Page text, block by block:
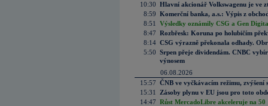
10:30 Hlavní akcionář Volkswagenu je ve
8:59 Komerční banka, a.s.: Výpis z
8:51
Výsledky oznámily CSG a Gen
8:47 Rozbřesk: Koruna po holubičím
8:14 CSG výrazně překonala odhady.
5:50 Srpen přeje dividendám. CNBC
výnosem
06.08.2026
15:57 ČNB ve vyčkávacím režimu, zvýšení
15:31
Zásoby plynu v EU jsou pro toto
14:47 Růst MercadoLibre akceleruje na